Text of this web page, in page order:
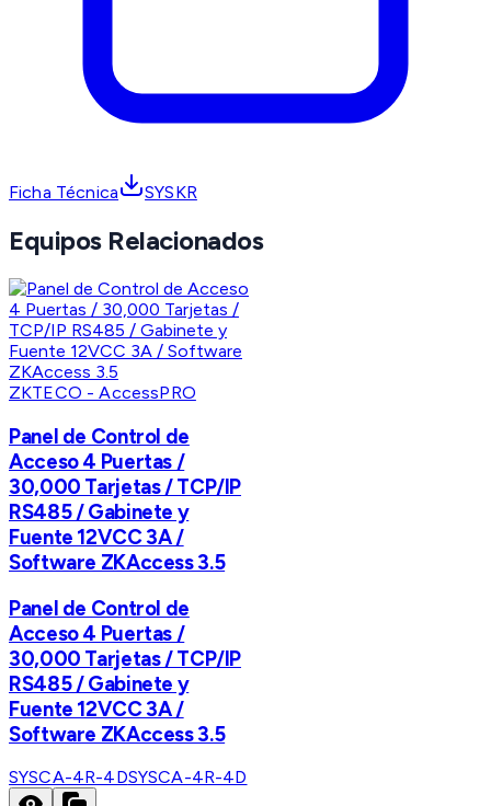
Ficha Técnica SYSKR
Equipos Relacionados
ZKTECO - AccessPRO
Panel de Control de
Acceso 4 Puertas /
30,000 Tarjetas / TCP/IP
RS485 / Gabinete y
Fuente 12VCC 3A /
Software ZKAccess 3.5
Panel de Control de
Acceso 4 Puertas /
30,000 Tarjetas / TCP/IP
RS485 / Gabinete y
Fuente 12VCC 3A /
Software ZKAccess 3.5
SYSCA-4R-4DSYSCA-4R-4D